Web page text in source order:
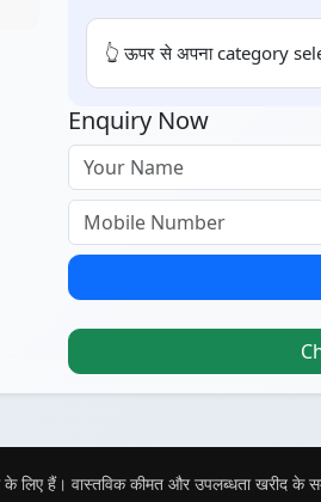
👆 ऊपर से अपना category
Enquiry Now
के लिए हैं। वास्तविक कीमत और उपलब्धता खरीद के